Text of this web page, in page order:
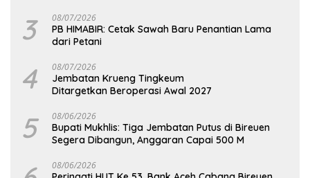
3 08/07/2026
PB HIMABIR: Cetak Sawah Baru Penantian Lama
dari Petani
4 08/07/2026
Jembatan Krueng Tingkeum
Ditargetkan Beroperasi Awal 2027
5 08/06/2026
Bupati Mukhlis: Tiga Jembatan Putus di Bireuen
Segera Dibangun, Anggaran Capai 500 M
08/06/2026